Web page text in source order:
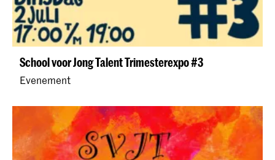
School voor Jong Talent Trimesterexpo #3
Evenement